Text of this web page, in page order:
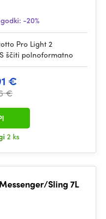
-20%
Pro Light 2
ščiti polnoformatno
€
€
2 ks
Sling 7L